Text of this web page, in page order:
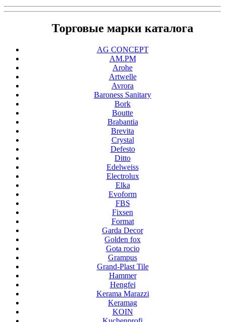
Торговые марки каталога
AG CONCEPT
AM.PM
Arohe
Artwelle
Avrora
Baroness Sanitary
Bork
Boutte
Brabantia
Brevita
Crystal
Defesto
Ditto
Edelweiss
Electrolux
Elka
Evoform
FBS
Fixsen
Format
Garda Decor
Golden fox
Gota rocio
Grampus
Grand-Plast Tile
Hammer
Hengfei
Kerama Marazzi
Keramag
KOIN